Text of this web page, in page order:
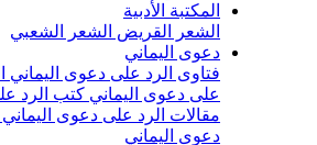
الأدبية
الشعر الشعبي
اليماني
الرد على دعوى اليماني المكتبة
دعوى اليماني كتب الرد على دعوى
الرد على دعوى اليماني محاضرات